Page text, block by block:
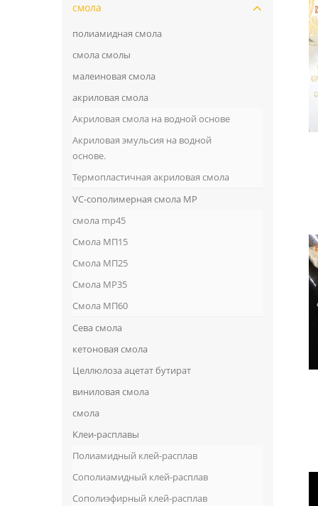
смола
полиамидная смола
смола смолы
малеиновая смола
акриловая смола
Акриловая смола на водной основе
Акриловая эмульсия на водной
основе.
Термопластичная акриловая смола
VC-сополимерная смола MP
смола mp45
Смола МП15
Смола МП25
Смола MP35
Смола МП60
Сева смола
кетоновая смола
Целлюлоза ацетат бутират
виниловая смола
смола
Клеи-расплавы
Полиамидный клей-расплав
Сополиамидный клей-расплав
Сополиэфирный клей-расплав